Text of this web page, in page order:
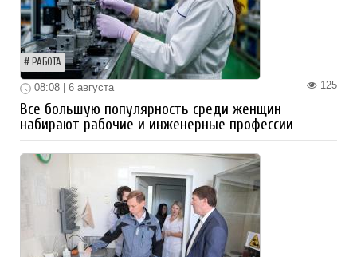
РАБОТА
125
08:08 | 6 августа
Все большую популярность среди женщин
набирают рабочие и инженерные профессии